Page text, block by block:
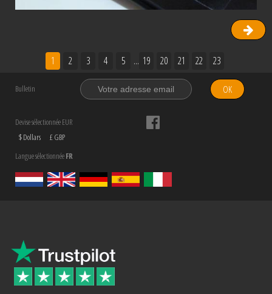
1 2 3 4 5 ... 19 20 21 22 23
Bulletin OK
Devise sélectionnée EUR
$ Dollars
£ GBP
Langue sélectionnéeFR